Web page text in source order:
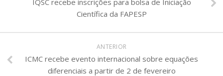
Científica da FAPESP
ANTERIOR
ICMC recebe evento internacional sobre equações
diferenciais a partir de 2 de fevereiro